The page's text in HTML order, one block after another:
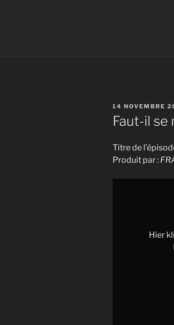
PUBLIÉ
LE
14 NOVEMBRE
Faut-il se
Titre de
Produit par :
Hier